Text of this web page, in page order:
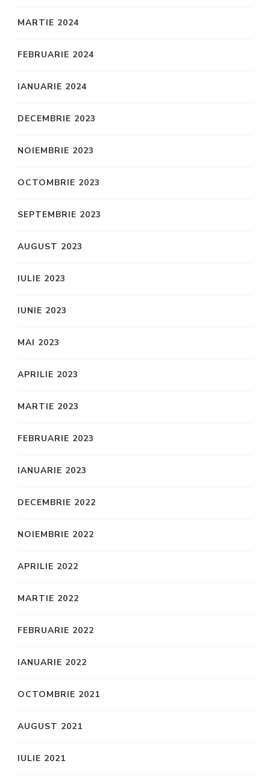
MARTIE 2024
FEBRUARIE 2024
IANUARIE 2024
DECEMBRIE 2023
NOIEMBRIE 2023
OCTOMBRIE 2023
SEPTEMBRIE 2023
AUGUST 2023
IULIE 2023
IUNIE 2023
MAI 2023
APRILIE 2023
MARTIE 2023
FEBRUARIE 2023
IANUARIE 2023
DECEMBRIE 2022
NOIEMBRIE 2022
APRILIE 2022
MARTIE 2022
FEBRUARIE 2022
IANUARIE 2022
OCTOMBRIE 2021
AUGUST 2021
IULIE 2021